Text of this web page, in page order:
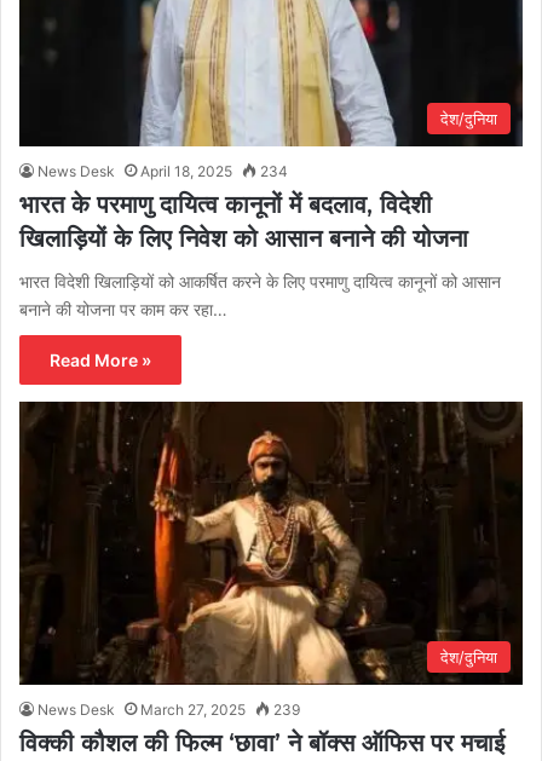
देश/दुनिया
News Desk April 18, 2025 234
भारत के परमाणु दायित्व कानूनों में बदलाव, विदेशी
खिलाड़ियों के लिए निवेश को आसान बनाने की योजना
भारत विदेशी खिलाड़ियों को आकर्षित करने के लिए परमाणु दायित्व कानूनों को आसान
बनाने की योजना पर काम कर रहा…
Read More »
देश/दुनिया
News Desk March 27, 2025 239
विक्की कौशल की फिल्म ‘छावा’ ने बॉक्स ऑफिस पर मचाई